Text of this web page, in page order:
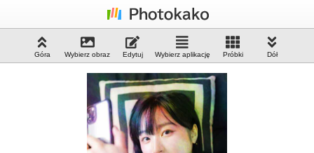
Góra Wybierz obraz Edytuj Wybierz aplikację Próbki Dół